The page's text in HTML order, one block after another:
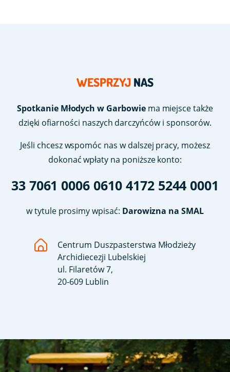
WESPRZYJNAS
Spotkanie Młodych w Garbowiema miejsce także
dzięki ofiarności naszych darczyńców i sponsorów.
Jeśli chcesz wspomóc nas w dalszej pracy, możesz
dokonać wpłaty na poniższe konto:
33 7061 0006 0610 4172 5244 0001
w tytule prosimy wpisać: Darowizna na SMAL
Centrum Duszpasterstwa Młodzieży
Archidiecezji Lubelskiej
ul. Filaretów 7,
20-609 Lublin